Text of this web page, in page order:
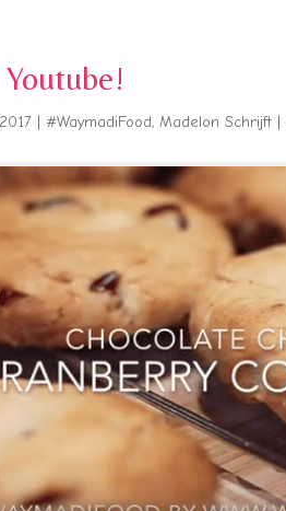
#WaymadiFood,Madelon Schrijft